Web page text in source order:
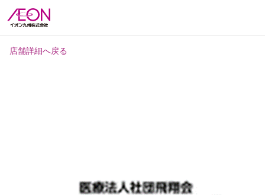
店舗詳細へ戻る